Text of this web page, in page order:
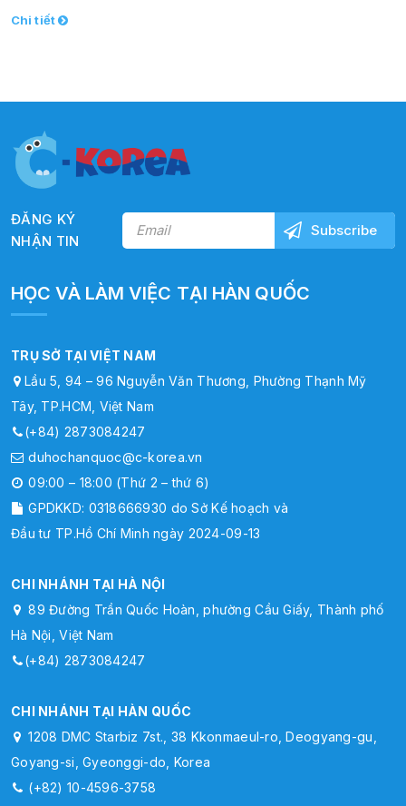
Chi tiết
ĐĂNG KÝ
NHẬN TIN
HỌC VÀ LÀM VIỆC TẠI HÀN QUỐC
TRỤ SỞ TẠI VIỆT NAM
Lầu 5, 94 – 96 Nguyễn Văn Thương, Phường Thạnh Mỹ
Tây, TP.HCM, Việt Nam
(+84) 2873084247
duhochanquoc@c-korea.vn
09:00 – 18:00 (Thứ 2 – thứ 6)
GPDKKD: 0318666930 do Sở Kế hoạch và
Đầu tư TP.Hồ Chí Minh ngày 2024-09-13
CHI NHÁNH TẠI HÀ NỘI
89 Đường Trần Quốc Hoàn, phường Cầu Giấy, Thành phố
Hà Nội, Việt Nam
(+84) 2873084247
CHI NHÁNH TẠI HÀN QUỐC
1208 DMC Starbiz 7st., 38 Kkonmaeul-ro, Deogyang-gu,
Goyang-si, Gyeonggi-do, Korea
(+82) 10-4596-3758